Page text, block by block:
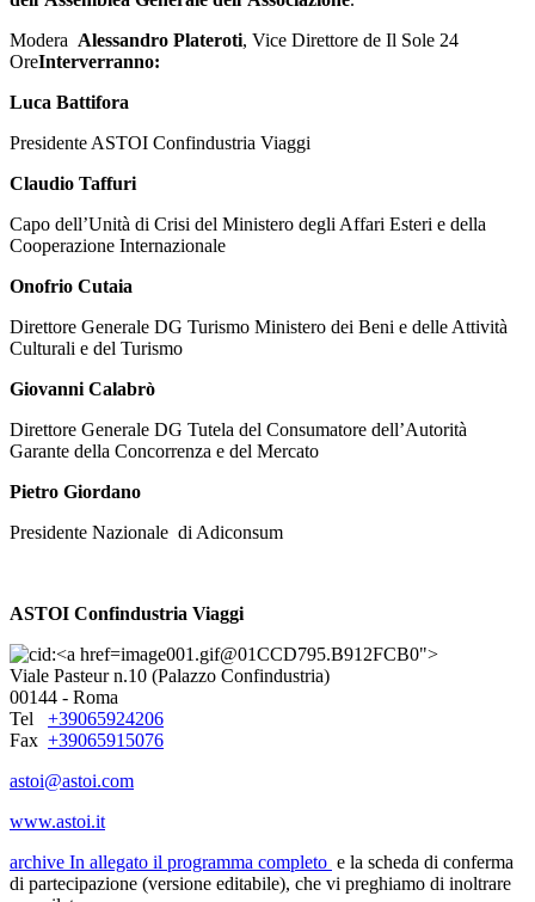
Modera Alessandro Plateroti, Vice Direttore de Il Sole 24
OreInterverranno:
Luca Battifora
Presidente ASTOI Confindustria Viaggi
Claudio Taffuri
Capo dell’Unità di Crisi del Ministero degli Affari Esteri e della
Cooperazione Internazionale
Onofrio Cutaia
Direttore Generale DG Turismo Ministero dei Beni e delle Attività
Culturali e del Turismo
Giovanni Calabrò
Direttore Generale DG Tutela del Consumatore dell’Autorità
Garante della Concorrenza e del Mercato
Pietro Giordano
Presidente Nazionale di Adiconsum
ASTOI Confindustria Viaggi
image001.gif@01CCD795.B912FCB0">
Viale Pasteur n.10 (Palazzo Confindustria)
00144 - Roma
Tel +39065924206
Fax +39065915076
astoi@astoi.com
www.astoi.it
archive In allegato il programma completo e la scheda di conferma
di partecipazione (versione editabile), che vi preghiamo di inoltrare